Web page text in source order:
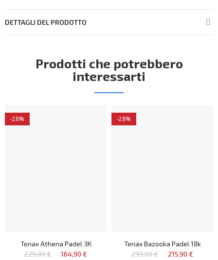
DETTAGLI DEL PRODOTTO
Prodotti che potrebbero
interessarti
-28%
Tenax Athena Padel 3K
229,00 €
164,90 €
-28%
Tenax Bazooka Padel 18k
299,00 €
215,90 €